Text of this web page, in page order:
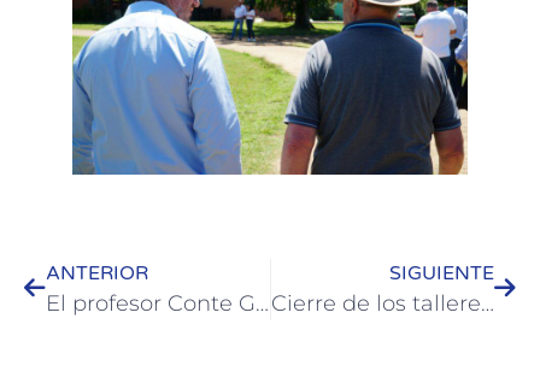
ANTERIOR
El profesor Conte Grand y concejales de 1983 brindaron una charla en Colón
SIGUIENTE
Cierre de los talleres 2023 en el Hogar Yanina